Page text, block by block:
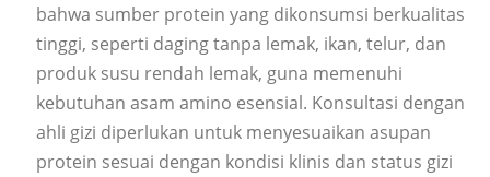
bahwa sumber protein yang dikonsumsi berkualitas
tinggi, seperti daging tanpa lemak, ikan, telur, dan
produk susu rendah lemak, guna memenuhi
kebutuhan asam amino esensial. Konsultasi dengan
ahli gizi diperlukan untuk menyesuaikan asupan
protein sesuai dengan kondisi klinis dan status gizi